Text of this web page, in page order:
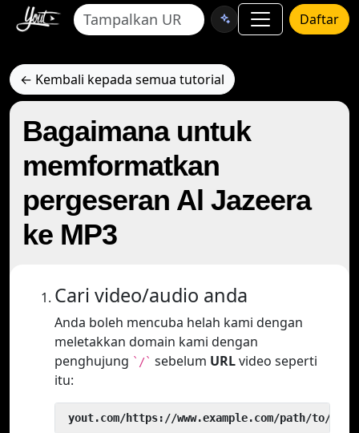
Daftar
← Kembali kepada semua tutorial
Bagaimana untuk
memformatkan
pergeseran Al Jazeera
ke MP3
Cari video/audio anda
Anda boleh mencuba helah kami dengan
meletakkan domain kami dengan
penghujung `/` sebelum URLvideo seperti
itu:
yout.com/https://www.example.com/path/to/